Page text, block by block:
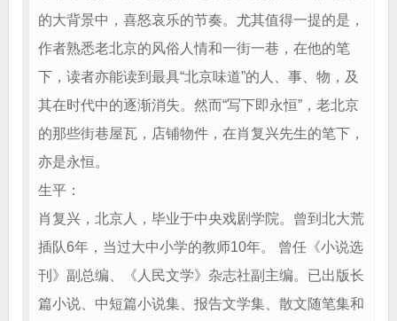
的大背景中，喜怒哀乐的节奏。尤其值得一提的是，
作者熟悉老北京的风俗人情和一街一巷，在他的笔
下，读者亦能读到最具“北京味道”的人、事、物，及
其在时代中的逐渐消失。然而“写下即永恒”，老北京
的那些街巷屋瓦，店铺物件，在肖复兴先生的笔下，
亦是永恒。
生平：
肖复兴，北京人，毕业于中央戏剧学院。曾到北大荒
插队6年，当过大中小学的教师10年。 曾任《小说选
刊》副总编、《人民文学》杂志社副主编。已出版长
篇小说、中短篇小说集、报告文学集、散文随笔集和